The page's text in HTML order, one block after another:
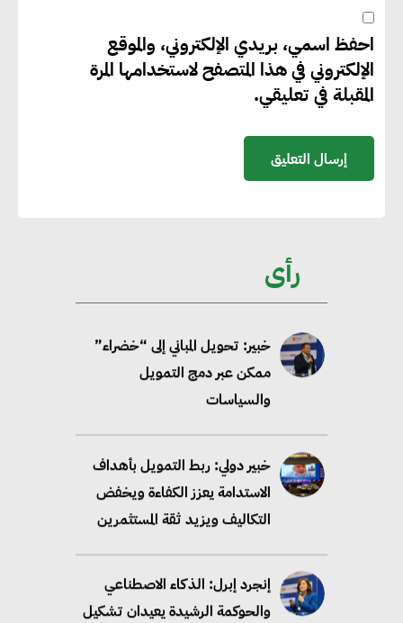
احفظ اسمي، بريدي الإلكتروني، والموقع
الإلكتروني في هذا المتصفح لاستخدامها المرة
المقبلة في تعليقي.
رأى
جوجل تعلن إضافة 12 جيجاوات
من الطاقة النظيفة وتجنب انبعاث
أكسيد الكربون
2035
خبير: تحويل المباني إلى “خضراء”
ممكن عبر دمج التمويل
والسياسات
خبير دولي: ربط التمويل بأهداف
الاستدامة يعزز الكفاءة ويخفض
التكاليف ويزيد ثقة المستثمرين
إنجرد إبرل: الذكاء الاصطناعي
والحوكمة الرشيدة يعيدان تشكيل